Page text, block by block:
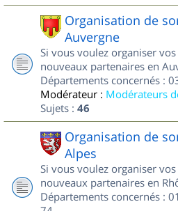
Organisation de
Auvergne
Si vous voulez organiser
nouveaux partenaires en
Départements concernés :
Modérateur : Modérateurs
Sujets : 46
Organisation de
Alpes
Si vous voulez organiser
nouveaux partenaires en
Départements concernés :